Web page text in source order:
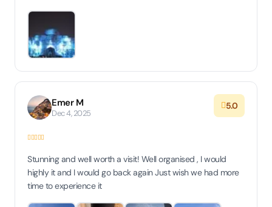
Emer M
Dec 4, 2025
5.0
Stunning and well worth a visit! Well organised , I would
highly it and I would go back again Just wish we had more
time to experience it